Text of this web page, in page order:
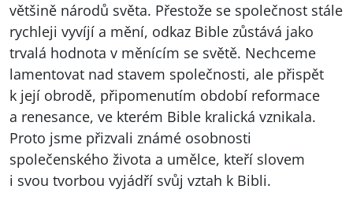
většině národů světa. Přestože se společnost stále
rychleji vyvíjí a mění, odkaz Bible zůstává jako
trvalá hodnota v měnícím se světě. Nechceme
lamentovat nad stavem společnosti, ale přispět
k její obrodě, připomenutím období reformace
a renesance, ve kterém Bible kralická vznikala.
Proto jsme přizvali známé osobnosti
společenského života a umělce, kteří slovem
i svou tvorbou vyjádří svůj vztah k Bibli.